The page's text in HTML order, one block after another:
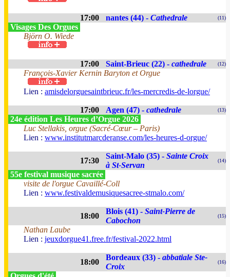
17:00 nantes (44) - Cathedrale (11)
Visages Des Orgues
Björn O. Wiede
17:00 Saint-Brieuc (22) - cathedrale (12)
François-Xavier Kernin Baryton et Orgue
Lien : amisdelorguesaintbrieuc.fr/les-mercredis-de-lorgue/
17:00 Agen (47) - cathedrale (13)
24e édition Les Heures d’Orgue 2026
Luc Stellakis, orgue (Sacré-Cœur – Paris)
Lien : www.institutmarcderanse.com/les-heures-d-orgue/
17:30
Saint-Malo (35) - Sainte Croix
à St-Servan
(14)
55e festival musique sacrée
visite de l'orgue Cavaillé-Coll
Lien : www.festivaldemusiquesacree-stmalo.com/
18:00
Blois (41) - Saint-Pierre de
Cabochon
(15)
Nathan Laube
Lien : jeuxdorgue41.free.fr/festival-2022.html
18:00
Bordeaux (33) - abbatiale Ste-
Croix
(16)